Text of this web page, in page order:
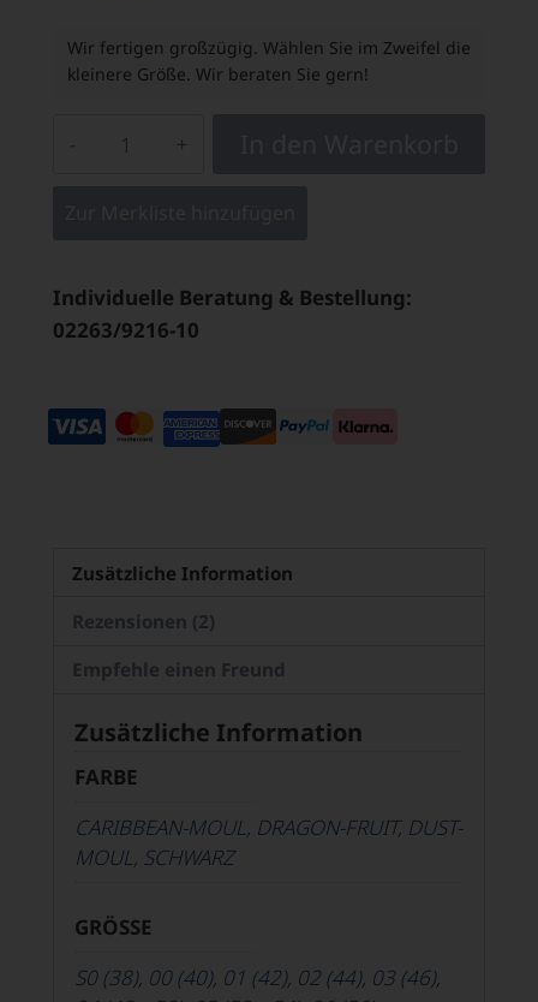
Wir fertigen großzügig. Wählen Sie im Zweifel die
kleinere Größe. Wir beraten Sie gern!
Individuelle Beratung & Bestellung:
02263/9216-10
Zusätzliche Information
Rezensionen (2)
Empfehle einen Freund
Zusätzliche Information
FARBE
CARIBBEAN-MOUL, DRAGON-FRUIT, DUST-
MOUL, SCHWARZ
GRÖSSE
S0 (38), 00 (40), 01 (42), 02 (44), 03 (46),